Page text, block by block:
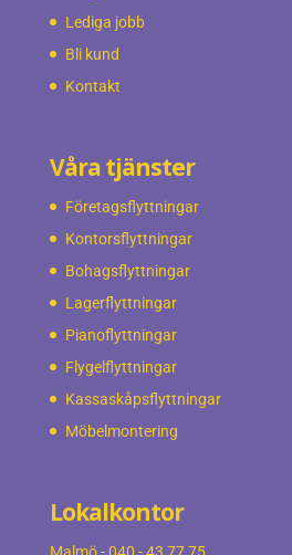
Lediga jobb
Bli kund
Kontakt
Våra tjänster
Företagsflyttningar
Kontorsflyttningar
Bohagsflyttningar
Lagerflyttningar
Pianoflyttningar
Flygelflyttningar
Kassaskåpsflyttningar
Möbelmontering
Lokalkontor